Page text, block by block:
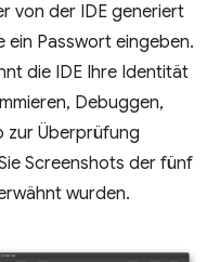
von der IDE generiert
ein Passwort eingeben.
die IDE Ihre Identität
Debuggen,
zur Überprüfung
Screenshots der fünf
wurden.